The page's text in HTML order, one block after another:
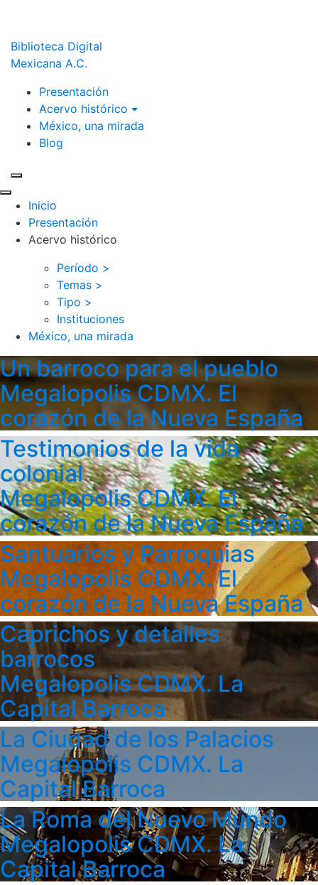
Biblioteca Digital
Mexicana A.C.
Presentación
Acervo histórico
México, una mirada
Blog
Inicio
Presentación
Acervo histórico
Período >
Temas >
Tipo >
Instituciones
México, una mirada
Un barroco para el pueblo
Megalopolis CDMX. El
corazón de la Nueva España
Testimonios de la vida
colonial
Megalopolis CDMX. El
corazón de la Nueva España
Santuarios y Parroquias
Megalopolis CDMX. El
corazón de la Nueva España
Caprichos y detalles
barrocos
Megalopolis CDMX. La
Capital Barroca
La Ciudad de los Palacios
Megalopolis CDMX. La
Capital Barroca
La Roma del Nuevo Mundo
Megalopolis CDMX. La
Capital Barroca